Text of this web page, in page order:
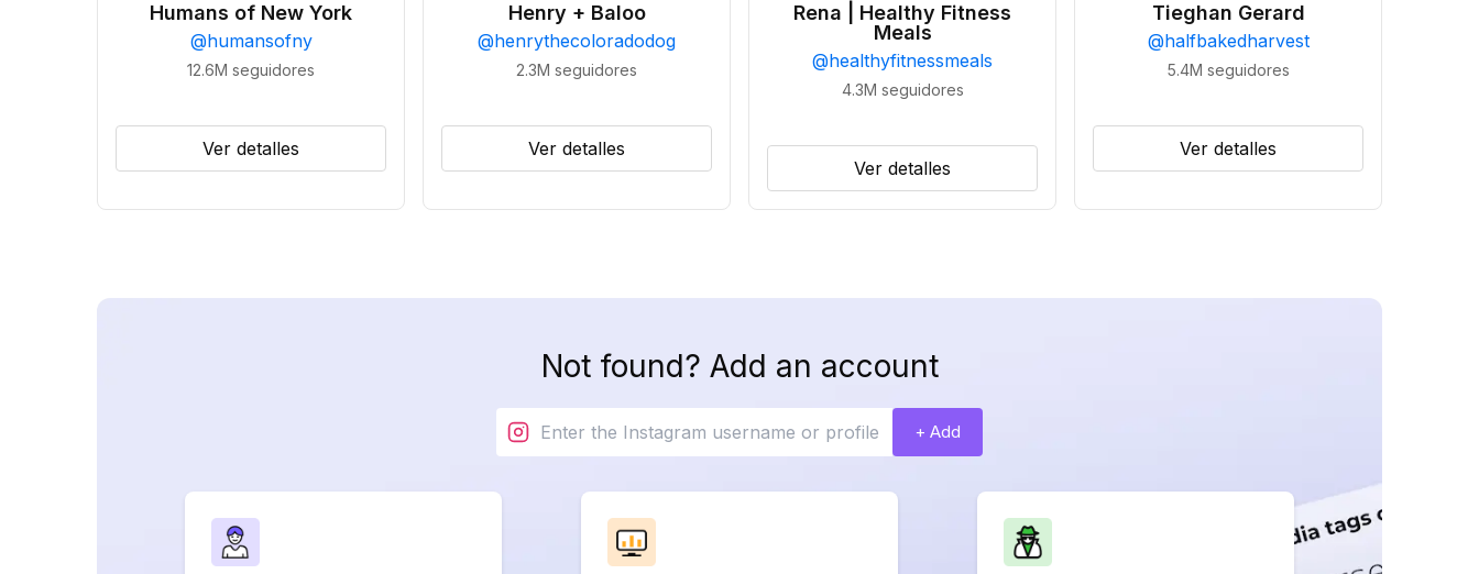
Humans of New York
@humansofny
12.6M seguidores
Ver detalles
Henry + Baloo
@henrythecoloradodog
2.3M seguidores
Ver detalles
Rena | Healthy Fitness
Meals
@healthyfitnessmeals
4.3M seguidores
Ver detalles
Tieghan Gerard
@halfbakedharvest
5.4M seguidores
Ver detalles
Not found? Add an account
+ Add